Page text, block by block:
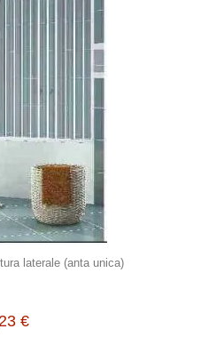
laterale (anta unica)
€